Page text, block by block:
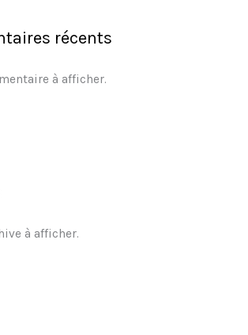
récents
à afficher.
à afficher.